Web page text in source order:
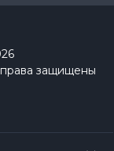
защищены